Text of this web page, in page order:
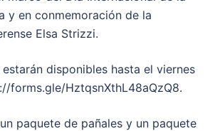
y en conmemoración de la
Elsa Strizzi.
disponibles hasta el viernes
forms.gle/HztqsnXthL48aQzQ8.
paquete de pañales y un paquete